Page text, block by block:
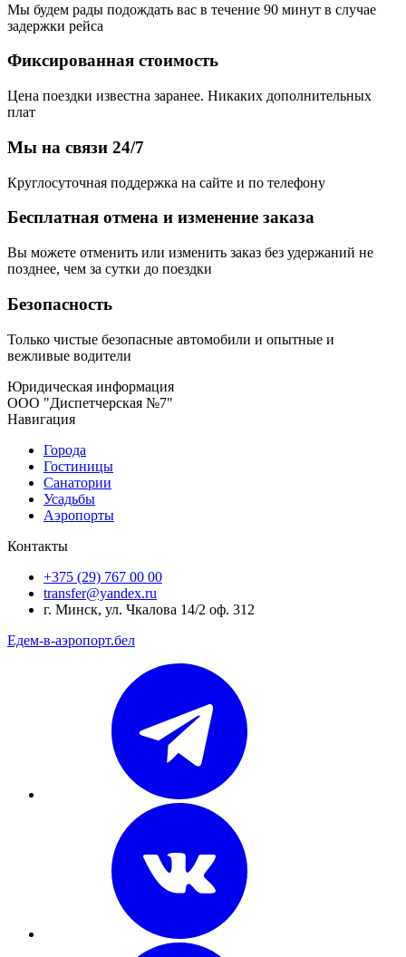
Мы будем рады подождать вас в течение 90 минут в случае
задержки рейса
Фиксированная стоимость
Цена поездки известна заранее. Никаких дополнительных
плат
Мы на связи 24/7
Круглосуточная поддержка на сайте и по телефону
Бесплатная отмена и изменение заказа
Вы можете отменить или изменить заказ без удержаний не
позднее, чем за сутки до поездки
Безопасность
Только чистые безопасные автомобили и опытные и
вежливые водители
Юридическая информация
ООО "Диспетчерская №7"
Навигация
Города
Гостиницы
Санатории
Усадьбы
Аэропорты
Контакты
+375 (29) 767 00 00
transfer@yandex.ru
г. Минск, ул. Чкалова 14/2 оф. 312
Едем-в-аэропорт.бел